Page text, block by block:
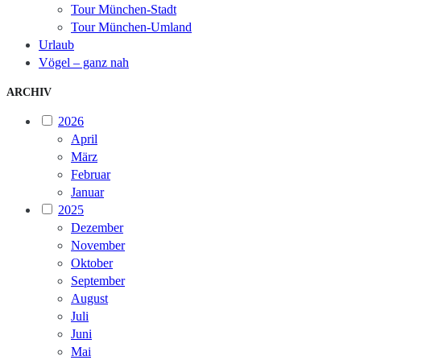
Tour München-Stadt
Tour München-Umland
Urlaub
Vögel – ganz nah
ARCHIV
2026
April
März
Februar
Januar
2025
Dezember
November
Oktober
September
August
Juli
Juni
Mai